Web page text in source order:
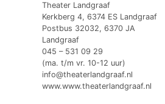
Theater Landgraaf
Kerkberg 4, 6374 ES Landgraaf
Postbus 32032, 6370 JA
Landgraaf
045 – 531 09 29
(ma. t/m vr. 10-12 uur)
info@theaterlandgraaf.nl
www.www.theaterlandgraaf.nl